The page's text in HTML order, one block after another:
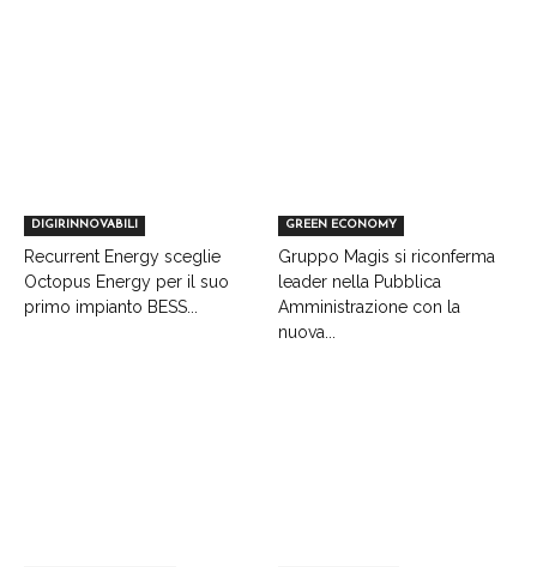
DIGIRINNOVABILI
Recurrent Energy sceglie
Octopus Energy per il suo
primo impianto BESS...
GREEN ECONOMY
Gruppo Magis si riconferma
leader nella Pubblica
Amministrazione con la
nuova...